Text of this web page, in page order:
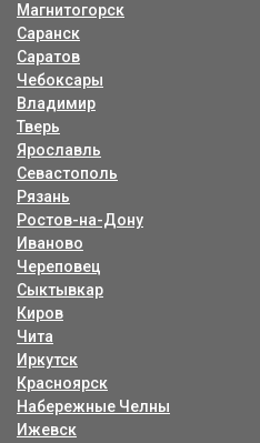
Магнитогорск
Саранск
Саратов
Чебоксары
Владимир
Тверь
Ярославль
Севастополь
Рязань
Ростов-на-Дону
Иваново
Череповец
Сыктывкар
Киров
Чита
Иркутск
Красноярск
Набережные Челны
Ижевск